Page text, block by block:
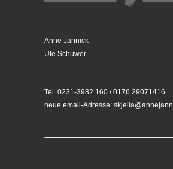
Anne Jannick
Ute Schüwer
Tel. 0231-3982 160 / 0176 29071416
neue email-Adresse: